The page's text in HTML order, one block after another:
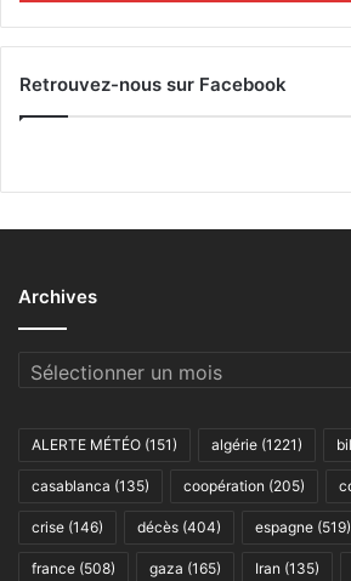
Retrouvez-nous sur Facebook
Archives
Archives
ALERTE MÉTÉO (151) algérie (1221)
casablanca (135) coopération (205)
crise (146) décès (404) espagne (519)
france (508) gaza (165) Iran (135)